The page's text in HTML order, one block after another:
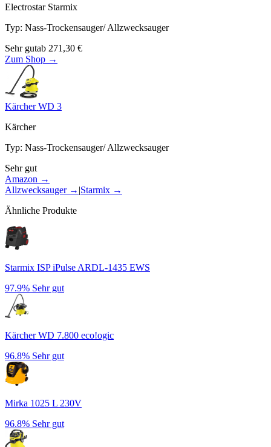
Electrostar Starmix
Typ: Nass-Trockensauger/ Allzwecksauger
Sehr gutab 271,30 €
Zum Shop →
Kärcher WD 3
Kärcher
Typ: Nass-Trockensauger/ Allzwecksauger
Sehr gut
Amazon →
Allzwecksauger→ |Starmix →
Ähnliche Produkte
Starmix ISP iPulse ARDL-1435 EWS
97.9% Sehr gut
Kärcher WD 7.800 eco!ogic
96.8% Sehr gut
Mirka 1025 L 230V
96.8% Sehr gut